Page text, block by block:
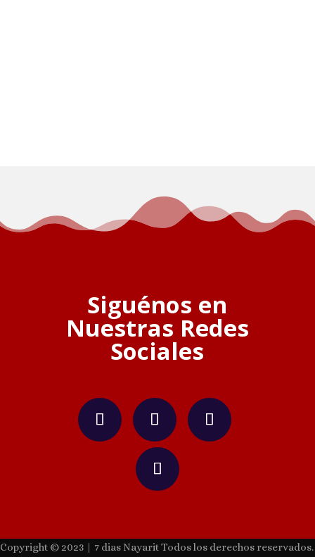
Siguénos en
Nuestras Redes
Sociales
Copyright © 2023 | 7 dias Nayarit Todos los derechos reservados.